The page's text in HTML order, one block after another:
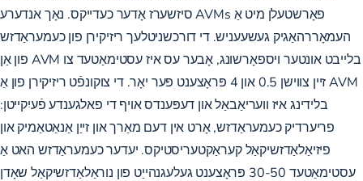
סיזשערז אָדער כעדייקס. נאָך אנדערע AVMs פאָרשטעלן מיט אַ
העמאָררהאַגיק געשעעניש. די דורכשניטלעך ריזיקירן פון כעמעראַדזש
פון אַן AVM בלייבט אונטער ויספאָרשונג, אָבער עס איז עסטימאַטעד צו
זיין צווישן 0.5 און 4 פּראָצענט פּער יאָר. די צוקונפֿט ריזיקירן פון אַ AVM
בלידינג איז וועריאַבאַל און דעפּענדס אויף די פאלגענדע פֿעיִקייטן:
פריערדיק כעמעראַדזש, אָרט אין דעם מאַרך און זייַן אַנאַטאַמיק און
פיזיאַלאַדזשיקאַל קעראַקטעריסטיקס. יעדער כעמעראַדזש האט אַ
עסטימאַטעד 30-50 פּראָצענט געלעגנהייַט פון נוראַלאַדזשיקאַל שאָדן